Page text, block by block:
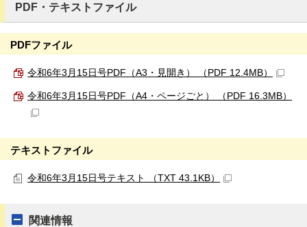
PDF・テキストファイル
PDFファイル
令和6年3月15日号PDF（A3・見開き） （PDF 12.4MB）
令和6年3月15日号PDF（A4・ページごと） （PDF 16.3MB）
テキストファイル
令和6年3月15日号テキスト （TXT 43.1KB）
関連情報